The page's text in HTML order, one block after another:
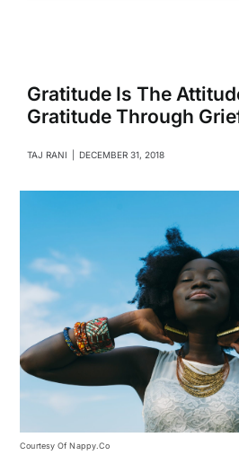
Family
Business
Lifestyle
Entertainment
Gratitude Is The
Gratitude Through
TAJ RANI DECEMBER 31, 2018
Courtesy Of Nappy.co